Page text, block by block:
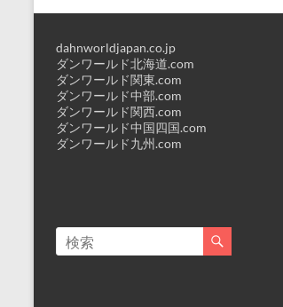
dahnworldjapan.co.jp
ダンワールド北海道.com
ダンワールド関東.com
ダンワールド中部.com
ダンワールド関西.com
ダンワールド中国四国.com
ダンワールド九州.com